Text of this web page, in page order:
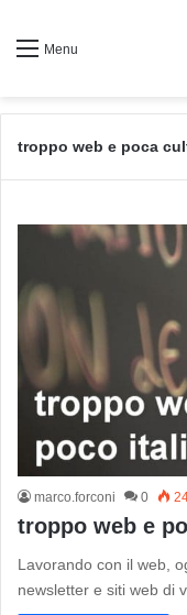
Menu
troppo web e poca
marco.forconi 0
troppo web e
Lavorando con il web,
newsletter e siti web di